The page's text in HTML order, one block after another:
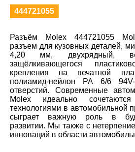
444721055
Разъём Molex 444721055
разъем для кузовных деталей,
4,20 мм, двухрядный,
защёлкивающегося
крепления на печатной
полиамид-нейлон PA 6/6
отверстий. Современные
Molex идеально
технологиями в автомобильной
сыграет важную роль в
развитии. Мы также с
инноваций в области